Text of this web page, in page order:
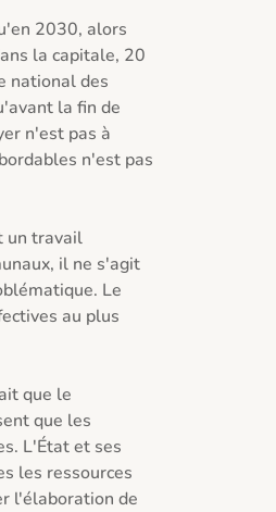
2030, alors
la capitale, 20
national des
la fin de
n'est pas à
n'est pas
un travail
il ne s'agit
Le
au plus
que le
que les
L'État et ses
les ressources
l'élaboration de